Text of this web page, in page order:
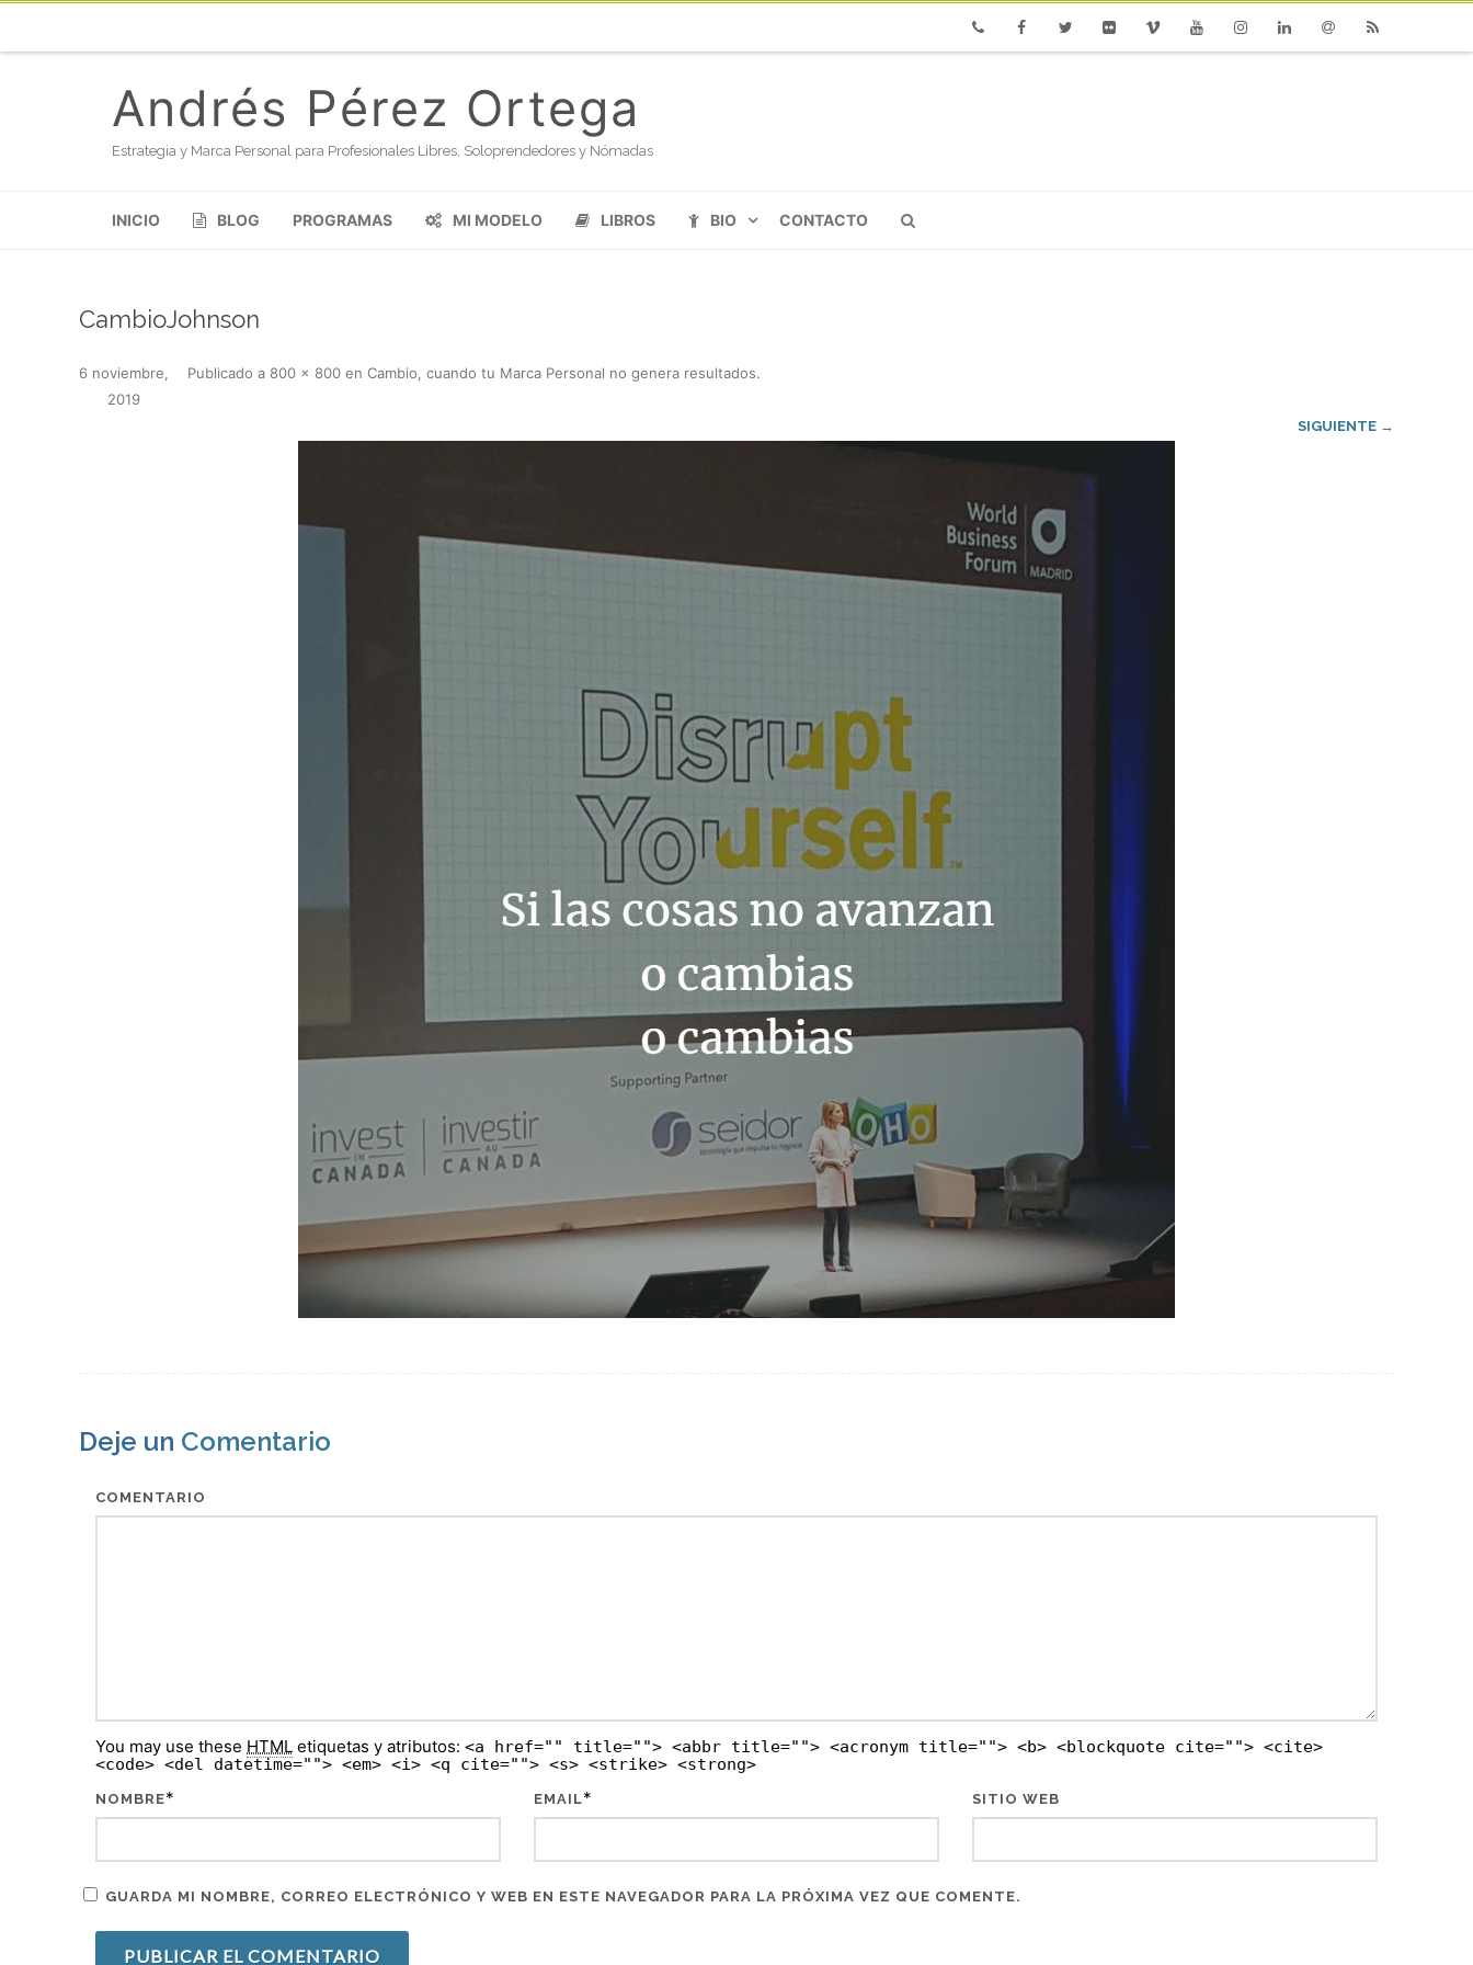
Andrés Pérez Ortega
Estrategia y Marca Personal para Profesionales Libres, Soloprendedores y Nómadas
INICIO BLOG PROGRAMAS MI MODELO LIBROS BIO CONTACTO
CambioJohnson
Publicado
6 noviembre,
2019
a 800 × 800 en Cambio, cuando tu Marca Personal no genera resultados.
SIGUIENTE →
Deje un Comentario
COMENTARIO
You may use these HTML etiquetas y atributos: <a href="" title=""> <abbr title=""> <acronym title=""> <b> <blockquote cite=""> <cite>
<code> <del datetime=""> <em> <i> <q cite=""> <s> <strike> <strong>
NOMBRE* EMAIL* SITIO WEB
GUARDA MI NOMBRE, CORREO ELECTRÓNICO Y WEB EN ESTE NAVEGADOR PARA LA PRÓXIMA VEZ QUE COMENTE.